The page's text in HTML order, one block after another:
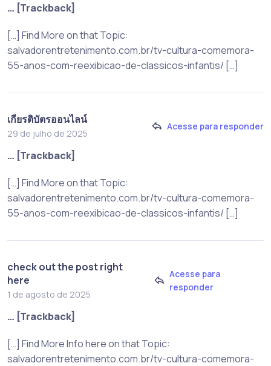
… [Trackback]
[…] Find More on that Topic:
salvadorentretenimento.com.br/tv-cultura-comemora-
55-anos-com-reexibicao-de-classicos-infantis/ […]
เกียรติบัตรออนไลน์
29 de julho de 2025
Acesse para responder
… [Trackback]
[…] Find More on that Topic:
salvadorentretenimento.com.br/tv-cultura-comemora-
55-anos-com-reexibicao-de-classicos-infantis/ […]
check out the post right
here
1 de agosto de 2025
Acesse para
responder
… [Trackback]
[…] Find More Info here on that Topic:
salvadorentretenimento.com.br/tv-cultura-comemora-